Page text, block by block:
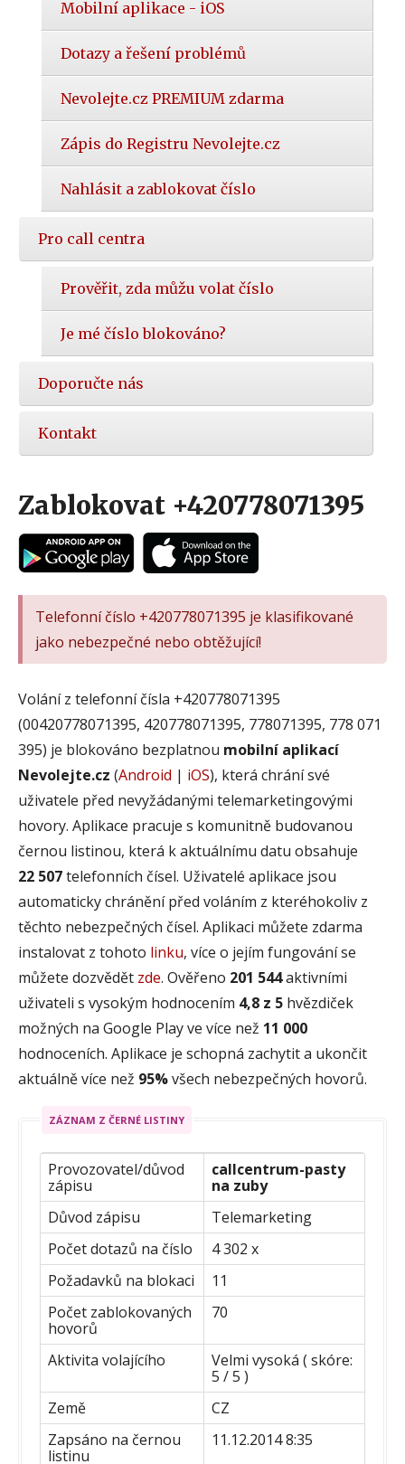
Mobilní aplikace - iOS
Dotazy a řešení problémů
Nevolejte.cz PREMIUM zdarma
Zápis do Registru Nevolejte.cz
Nahlásit a zablokovat číslo
Pro call centra
Prověřit, zda můžu volat číslo
Je mé číslo blokováno?
Doporučte nás
Kontakt
Zablokovat +420778071395
Telefonní číslo +420778071395 je klasifikované
jako nebezpečné nebo obtěžující!
Volání z telefonní čísla +420778071395
(00420778071395, 420778071395, 778071395, 778 071
395) je blokováno bezplatnou mobilní aplikací
Nevolejte.cz (Android | iOS), která chrání své
uživatele před nevyžádanými telemarketingovými
hovory. Aplikace pracuje s komunitně budovanou
černou listinou, která k aktuálnímu datu obsahuje
22 507telefonních čísel. Uživatelé aplikace jsou
automaticky chránění před voláním z kteréhokoliv z
těchto nebezpečných čísel. Aplikaci můžete zdarma
instalovat z tohoto linku, více o jejím fungování se
můžete dozvědět zde. Ověřeno 201 544aktivními
uživateli s vysokým hodnocením 4,8 z 5 hvězdiček
možných na Google Play ve více než 11 000
hodnoceních. Aplikace je schopná zachytit a ukončit
aktuálně více než 95%všech nebezpečných hovorů.
ZÁZNAM Z ČERNÉ LISTINY
Provozovatel/důvod
zápisu
callcentrum-pasty
na zuby
Důvod zápisu
Telemarketing
Počet dotazů na číslo
4 302 x
Požadavků na blokaci
11
Počet zablokovaných
hovorů
70
Aktivita volajícího
Velmi vysoká ( skóre:
5 / 5 )
Země
CZ
Zapsáno na černou
listinu
11.12.2014 8:35